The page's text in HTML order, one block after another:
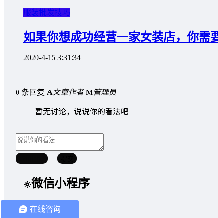
服装批发技巧
如果你想成功经营一家女装店，你需
2020-4-15 3:31:34
0 条回复 A文章作者 M管理员
暂无讨论，说说你的看法吧
微信小程序
在线咨询